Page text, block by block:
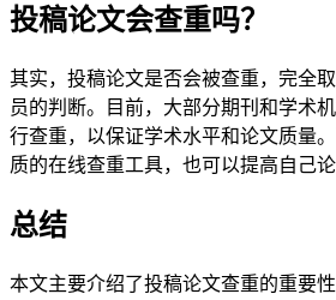
投稿论文会查重吗？
其实，投稿论文是否会被查重，完全
员的判断。目前，大部分期刊和学术
行查重，以保证学术水平和论文质量
质的在线查重工具，也可以提高自己
总结
本文主要介绍了投稿论文查重的重要